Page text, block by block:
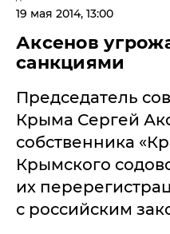
19 мая 2014, 13:00
Аксенов
санкциями
Председатель
Крыма Сергей
собственника
Крымского
их
с российским